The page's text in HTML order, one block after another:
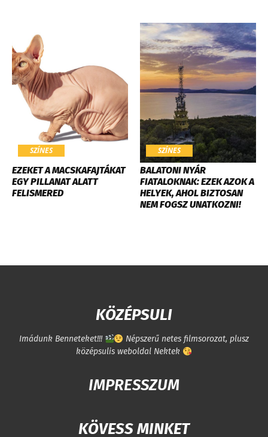
SZÍNES
EZEKET A MACSKAFAJTÁKAT
EGY PILLANAT ALATT
FELISMERED
SZÍNES
BALATONI NYÁR
FIATALOKNAK: EZEK AZOK A
HELYEK, AHOL BIZTOSAN
NEM FOGSZ UNATKOZNI!
KÖZÉPSULI
Imádunk Benneteket!!!
Népszerű netes filmsorozat, plusz
középsulis weboldal Nektek
IMPRESSZUM
KÖVESS MINKET